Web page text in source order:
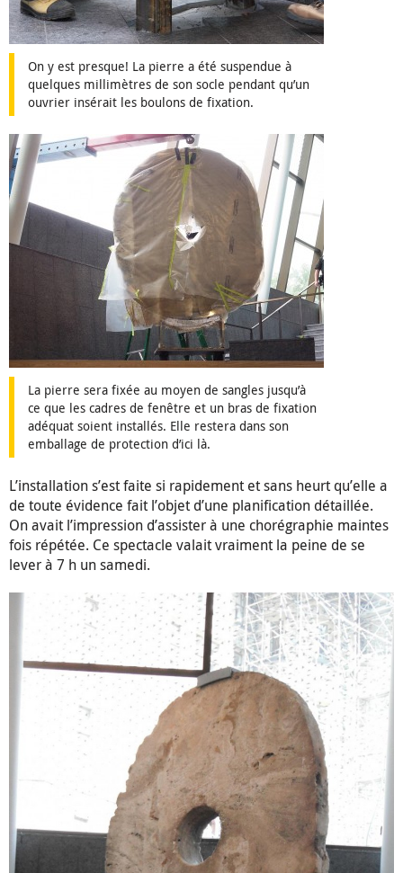
On y est presque! La pierre a été suspendue à
quelques millimètres de son socle pendant qu’un
ouvrier insérait les boulons de fixation.
La pierre sera fixée au moyen de sangles jusqu’à
ce que les cadres de fenêtre et un bras de fixation
adéquat soient installés. Elle restera dans son
emballage de protection d’ici là.
L’installation s’est faite si rapidement et sans heurt qu’elle a
de toute évidence fait l’objet d’une planification détaillée.
On avait l’impression d’assister à une chorégraphie maintes
fois répétée. Ce spectacle valait vraiment la peine de se
lever à 7 h un samedi.